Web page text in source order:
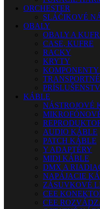
ORCHESTER
SLÁČIKOVÉ
OBALY
OBALY A
CASE, KUFRE
RACKY
KRYTY
KÁBLE
NÁSTROJOVÉ
AUDIO KÁBLE
PATCH KÁBLE
Y ADAPTÉRY
MIDI KÁBLE
DMX A
NAPÁJACIE
ZÁSUVKOVÉ
CEE
CEE